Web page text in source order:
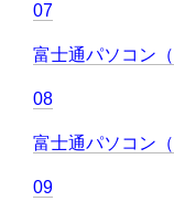
07
富士通パソコン
08
富士通パソコン
09